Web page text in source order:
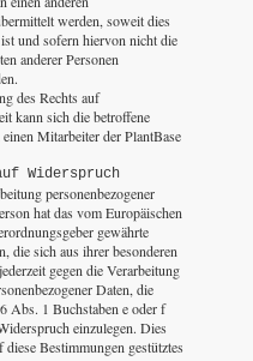
werden, soweit dies
und sofern hiervon nicht die
anderer Personen
des Rechts auf
kann sich die betroffene
Mitarbeiter der PlantBase
Widerspruch
personenbezogener
hat das vom Europäischen
gewährte
die sich aus ihrer besonderen
gegen die Verarbeitung
Daten, die
Abs. 1 Buchstaben e oder f
einzulegen. Dies
Bestimmungen gestütztes